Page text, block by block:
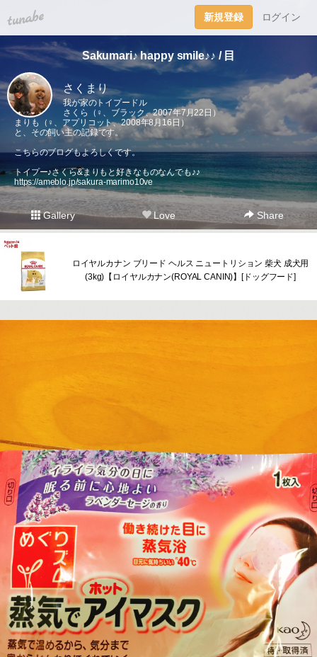
tuna.be 新規登録 ログイン
Sakumari♪ happy smile♪♪ / 目
さくまり
我が家のトイプードル
さくら（♀、ブラック、2007年7月22日）
まりも（♀、アプリコット、2008年8月16日）
と、その飼い主の記録です。
こちらのブログもよろしくです。
トイプー♪さくら&まりもと好きなものなんでも♪♪
https://ameblo.jp/sakura-marimo10ve
Gallery Love Share
ロイヤルカナン ブリード ヘルス ニュートリション 柴犬 成犬用
(3kg)【ロイヤルカナン(ROYAL CANIN)】[ドッグフード]